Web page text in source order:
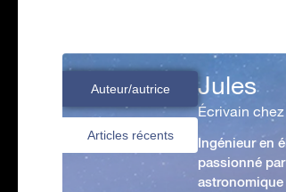
Auteur/autrice
Articles récents
Jules
Écrivain
Ingénieur en
passionné
astronomique